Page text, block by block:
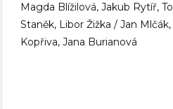
Magda Blížilová, Jakub Rytíř,
Staněk, Libor Žižka / Jan
Kopřiva, Jana Burianová